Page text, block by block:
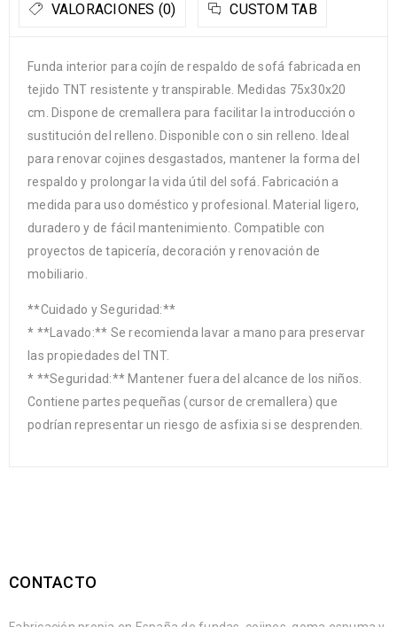
VALORACIONES (0) CUSTOM TAB
Funda interior para cojín de respaldo de sofá fabricada en
tejido TNT resistente y transpirable. Medidas 75x30x20
cm. Dispone de cremallera para facilitar la introducción o
sustitución del relleno. Disponible con o sin relleno. Ideal
para renovar cojines desgastados, mantener la forma del
respaldo y prolongar la vida útil del sofá. Fabricación a
medida para uso doméstico y profesional. Material ligero,
duradero y de fácil mantenimiento. Compatible con
proyectos de tapicería, decoración y renovación de
mobiliario.
**Cuidado y Seguridad:**
* **Lavado:** Se recomienda lavar a mano para preservar
las propiedades del TNT.
* **Seguridad:** Mantener fuera del alcance de los niños.
Contiene partes pequeñas (cursor de cremallera) que
podrían representar un riesgo de asfixia si se desprenden.
CONTACTO